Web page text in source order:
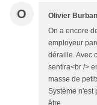
O Olivier Burban
On a encore
employeur
déraille. Avec
sentira<br />
masse de
Système n'est
être.